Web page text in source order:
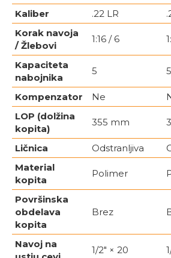
Kaliber
.22 LR
Korak navoja
/ Žlebovi
1:16 / 6
Kapaciteta
nabojnika
5 5
Kompenzator Ne
LOP (dolžina
kopita)
355 mm
Ličnica Odstranljiva
Material
kopita
Polimer
Površinska
obdelava
kopita
Brez
Navoj na
1/2″ × 20